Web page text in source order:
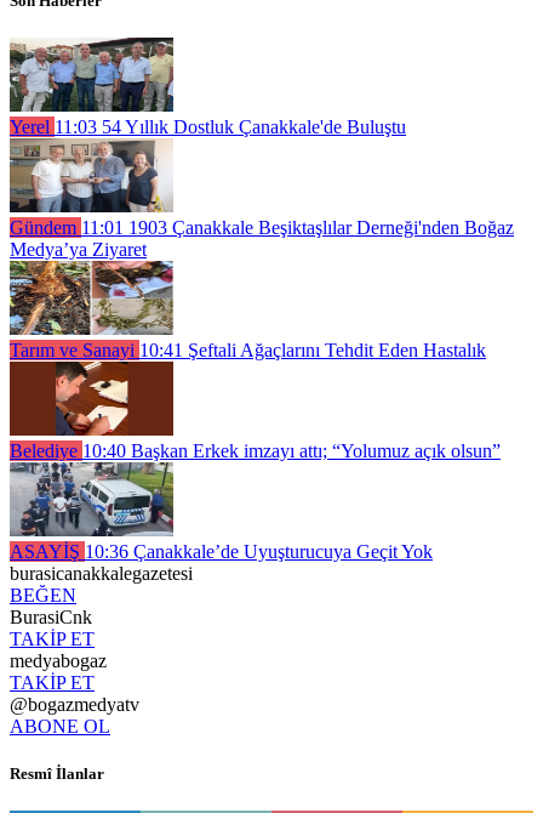
Yerel 11:03 54 Yıllık Dostluk Çanakkale'de Buluştu
Gündem 11:01 1903 Çanakkale Beşiktaşlılar Derneği'nden Boğaz
Medya’ya Ziyaret
Tarım ve Sanayi 10:41 Şeftali Ağaçlarını Tehdit Eden Hastalık
Belediye 10:40 Başkan Erkek imzayı attı; “Yolumuz açık olsun”
ASAYİŞ 10:36 Çanakkale’de Uyuşturucuya Geçit Yok
burasicanakkalegazetesi
BEĞEN
BurasiCnk
TAKİP ET
medyabogaz
TAKİP ET
@bogazmedyatv
ABONE OL
Resmî İlanlar